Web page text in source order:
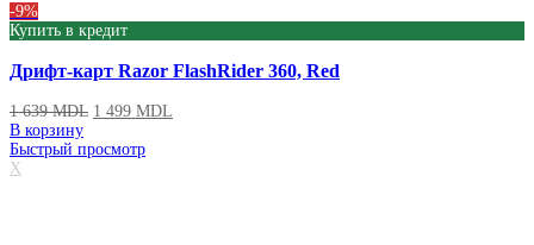
-9%
Купить в кредит
Дрифт-карт Razor FlashRider 360, Red
1 639MDL 1 499 MDL
В корзину
Быстрый просмотр
X